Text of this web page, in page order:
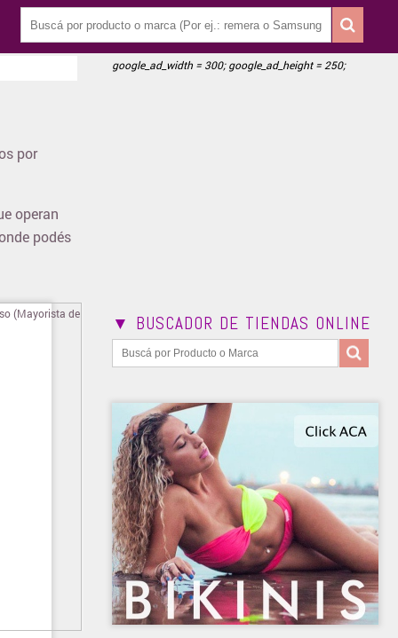
por
operan
podés
google_ad_width = 300; google_ad_height = 250;
▼ BUSCADOR DE TIENDAS ONLINE